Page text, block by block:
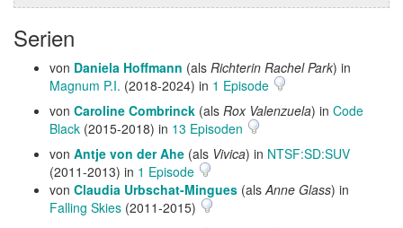
Serien
von Daniela Hoffmann (als Richterin Rachel Park) in
Magnum P.I. (2018-2024) in 1 Episode
von Caroline Combrinck (als Rox Valenzuela) in Code
Black (2015-2018) in 13 Episoden
von Antje von der Ahe (als Vivica) in NTSF:SD:SUV
(2011-2013) in 1 Episode
von Claudia Urbschat-Mingues (alsAnne Glass) in
Falling Skies (2011-2015)